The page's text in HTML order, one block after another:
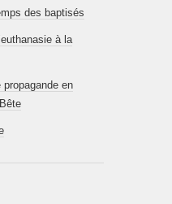
des baptisés
à la
propagande en